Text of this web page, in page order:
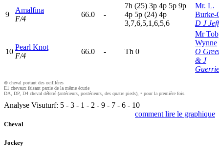
9
Amalfina
F/4
66.0 -
7h (25) 3p 4p 5p 9p
4p 5p (24) 4p
3,7,6,5,1,6,5,6
Mr. L.
Burke-
D J
10
Pearl Knot
F/4
66.0 - Th 0
Mr
Wynne
O
& J
⊗ cheval portant des oeilllères
E1 chevaux faisant partie de la même écurie
DA, DP, D4 cheval déferré (antérieurs, postérieurs, des quatre pieds), • pour la première fois.
Analyse Visuturf: 5 - 3 - 1 - 2 - 9 - 7 - 6 - 10
comment lire le graphique
Cheval
Jockey